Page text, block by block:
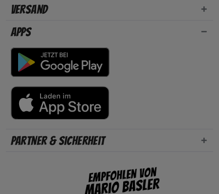
Versand
Apps
Partner & Sicherheit